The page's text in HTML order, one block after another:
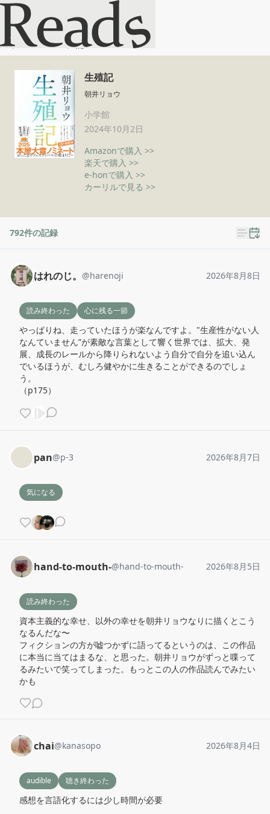
生殖記
ホーム 生殖記
生殖記
朝井リョウ
小学館
2024年10月2日
Amazonで購入 >>
楽天で購入 >>
e-honで購入 >>
カーリルで見る >>
792件の記録
はれのじ。 @harenoji 2026年8月8日
読み終わった 心に残る一節
やっぱりね、走っていたほうが楽なんですよ。"生産性がない人
なんていません”が素敵な言葉として響く世界では、拡大、発
展、成長のレールから降りられないよう自分で自分を追い込ん
でいるほうが、むしろ健やかに生きることができるのでしょ
う。
（p175）
pan@p-3 2026年8月7日
気になる
hand-to-mouth-@hand-to-mouth- 2026年8月5日
読み終わった
資本主義的な幸せ、以外の幸せを朝井リョウなりに描くとこう
なるんだな〜
フィクションの方が嘘つかずに語ってるというのは、この作品
に本当に当てはまるな、と思った。朝井リョウがずっと喋って
るみたいで笑ってしまった。もっとこの人の作品読んでみたい
かも
chai@kanasopo 2026年8月4日
audible 聴き終わった
感想を言語化するには少し時間が必要